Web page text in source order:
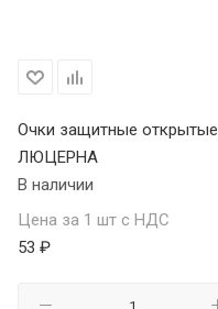
Очки защитные открытые
ЛЮЦЕРНА
В наличии
Цена за 1 шт с НДС
53 ₽